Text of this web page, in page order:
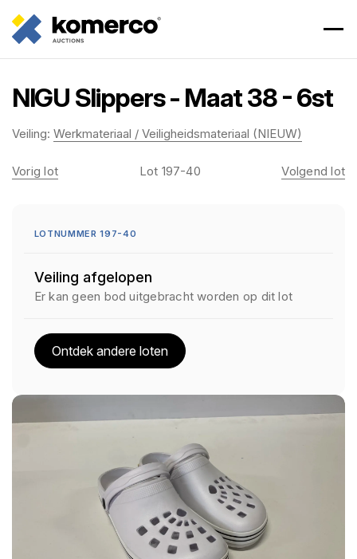
NIGU Slippers - Maat 38 - 6st
Veiling: Werkmateriaal / Veiligheidsmateriaal (NIEUW)
Vorig lot Lot 197-40 Volgend lot
LOTNUMMER 197-40
Veiling afgelopen
Er kan geen bod uitgebracht worden op dit lot
Ontdek andere loten